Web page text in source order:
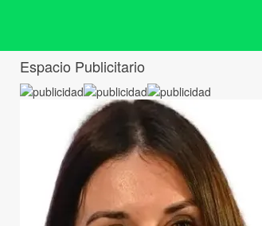
Espacio Publicitario